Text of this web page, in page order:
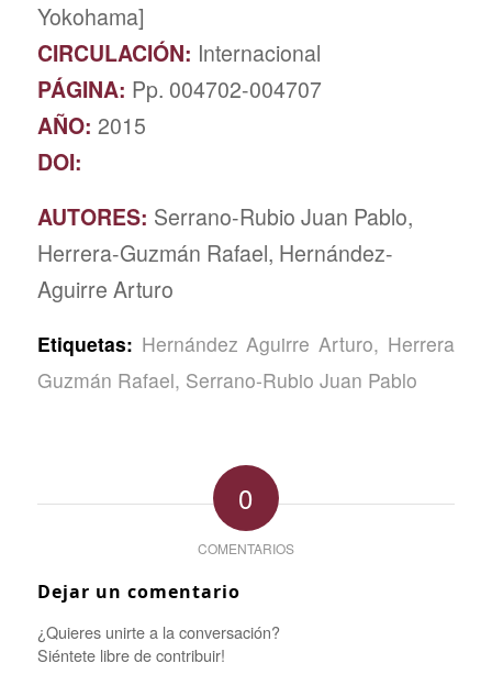
Yokohama]
CIRCULACIÓN: Internacional
PÁGINA: Pp. 004702-004707
AÑO: 2015
DOI:
AUTORES: Serrano-Rubio Juan Pablo,
Herrera-Guzmán Rafael, Hernández-
Aguirre Arturo
Etiquetas: Hernández Aguirre Arturo, Herrera
Guzmán Rafael, Serrano-Rubio Juan Pablo
0
COMENTARIOS
Dejar un comentario
¿Quieres unirte a la conversación?
Siéntete libre de contribuir!